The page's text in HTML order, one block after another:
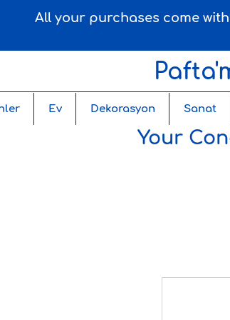
All your purchases come
Ev Dekorasyon Sanat
Your